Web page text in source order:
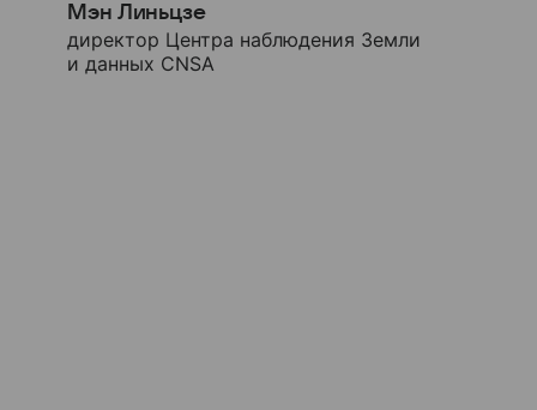
Мэн Линьцзе
директор Центра наблюдения Земли
и данных CNSA